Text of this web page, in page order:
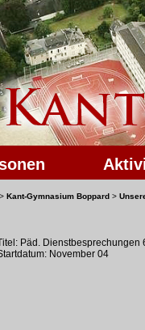
> Kant-Gymnasium Boppard >
Päd. Dienstbesprechungen
November 04